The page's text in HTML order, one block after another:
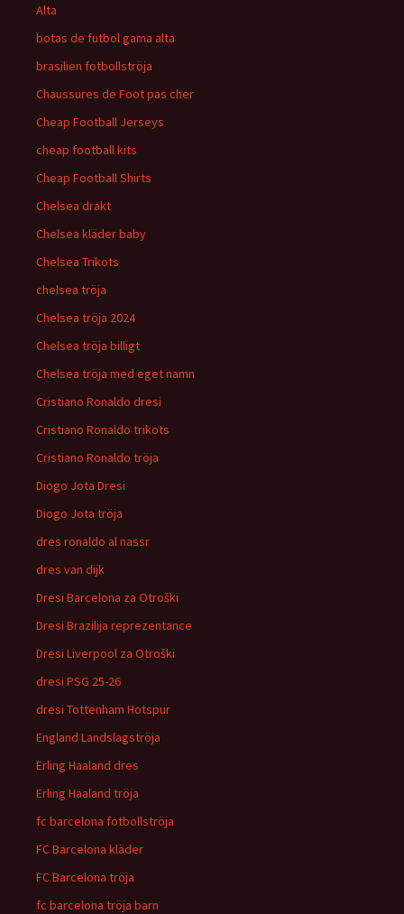
Alta
botas de futbol gama alta
brasilien fotbollströja
Chaussures de Foot pas cher
Cheap Football Jerseys
cheap football kits
Cheap Football Shirts
Chelsea drakt
Chelsea kläder baby
Chelsea Trikots
chelsea tröja
Chelsea tröja 2024
Chelsea tröja billigt
Chelsea tröja med eget namn
Cristiano Ronaldo dresi
Cristiano Ronaldo trikots
Cristiano Ronaldo tröja
Diogo Jota Dresi
Diogo Jota tröja
dres ronaldo al nassr
dres van dijk
Dresi Barcelona za Otroški
Dresi Brazilija reprezentance
Dresi Liverpool za Otroški
dresi PSG 25-26
dresi Tottenham Hotspur
England Landslagströja
Erling Haaland dres
Erling Haaland tröja
fc barcelona fotbollströja
FC Barcelona kläder
FC Barcelona tröja
fc barcelona tröja barn